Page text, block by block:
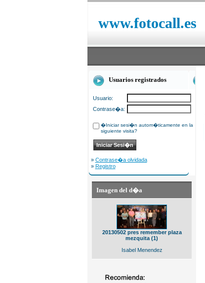
www.fotocall.es
Usuarios registrados
Usuario:
Contrase�a:
�Iniciar sesi�n autom�ticamente en la
siguiente visita?
» Contrase�a olvidada
» Registro
Imagen del d�a
20130502 pres remember plaza
mezquita (1)
Isabel Menendez